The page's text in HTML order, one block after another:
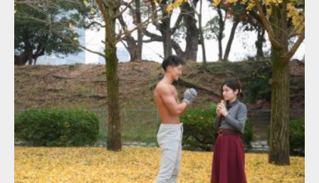
Update: 2021.07.8
Category:公園のマッチョ その他 AKIHITO(細マッチョ) 上腕三頭筋
肩
ダウンロード